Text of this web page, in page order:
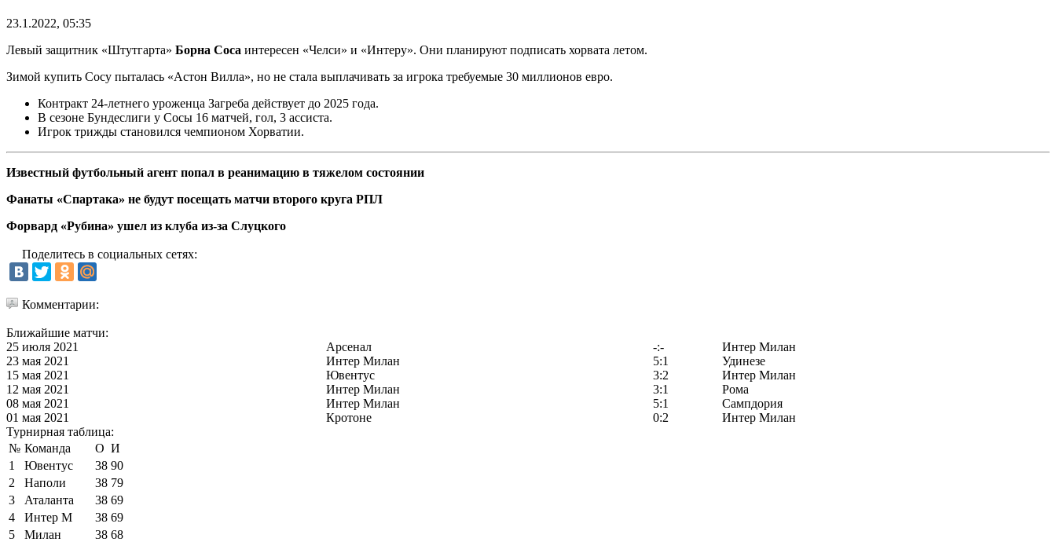
23.1.2022, 05:35
Левый защитник «Штутгарта» Борна Соса интересен «Челси» и «Интеру». Они планируют подписать хорвата летом.
Зимой купить Сосу пыталась «Астон Вилла», но не стала выплачивать за игрока требуемые 30 миллионов евро.
Контракт 24-летнего уроженца Загреба действует до 2025 года.
В сезоне Бундеслиги у Сосы 16 матчей, гол, 3 ассиста.
Игрок трижды становился чемпионом Хорватии.
Известный футбольный агент попал в реанимацию в тяжелом состоянии
Фанаты «Спартака» не будут посещать матчи второго круга РПЛ
Форвард «Рубина» ушел из клуба из-за Слуцкого
Поделитесь в социальных сетях:
Комментарии:
Ближайшие матчи:
25 июля 2021
Арсенал -:-
Интер Милан
23 мая 2021
Интер Милан 5:1
Удинезе
15 мая 2021
Ювентус 3:2
Интер Милан
12 мая 2021
Интер Милан 3:1
Рома
08 мая 2021
Интер Милан 5:1
Сампдория
01 мая 2021
Кротоне 0:2
Интер Милан
Турнирная таблица:
№ Команда О И
1
Ювентус 38 90
2
Наполи 38 79
3
Аталанта 38 69
4
Интер М 38 69
5
Милан 38 68